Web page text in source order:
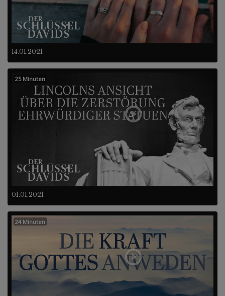
14.01.2021
01.01.2021
25 Minuten
24 Minuten